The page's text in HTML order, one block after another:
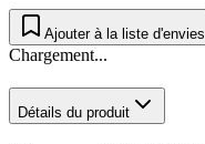
Ajouter à la liste d'envies
Chargement...
Détails du produit